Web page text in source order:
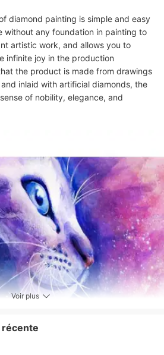
diamond painting is simple and easy
without any foundation in painting to
artistic work, and allows you to
infinite joy in the production
the product is made from drawings
inlaid with artificial diamonds, the
of nobility, elegance, and
Voir plus
récente